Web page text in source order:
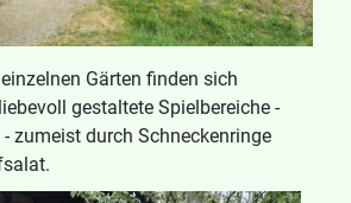
Gärten finden sich
gestaltete Spielbereiche -
zumeist durch Schneckenringe